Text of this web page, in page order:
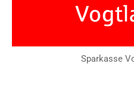
Sparkasse